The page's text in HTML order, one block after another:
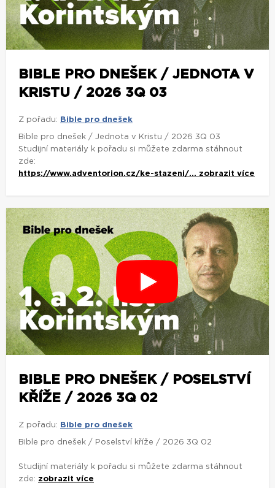
BIBLE PRO DNEŠEK / JEDNOTA V
KRISTU / 2026 3Q 03
Z pořadu: Bible pro dnešek
Bible pro dnešek / Jednota v Kristu / 2026 3Q 03
Studijní materiály k pořadu si můžete zdarma stáhnout
zde:
https://www.adventorion.cz/ke-stazeni/... zobrazit více
BIBLE PRO DNEŠEK / POSELSTVÍ
KŘÍŽE / 2026 3Q 02
Z pořadu: Bible pro dnešek
Bible pro dnešek / Poselství kříže / 2026 3Q 02
Studijní materiály k pořadu si můžete zdarma stáhnout
zde: zobrazit více